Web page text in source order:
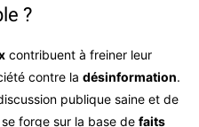
?
contribuent à freiner leur
contre la désinformation.
publique saine et de
forge sur la base de faits